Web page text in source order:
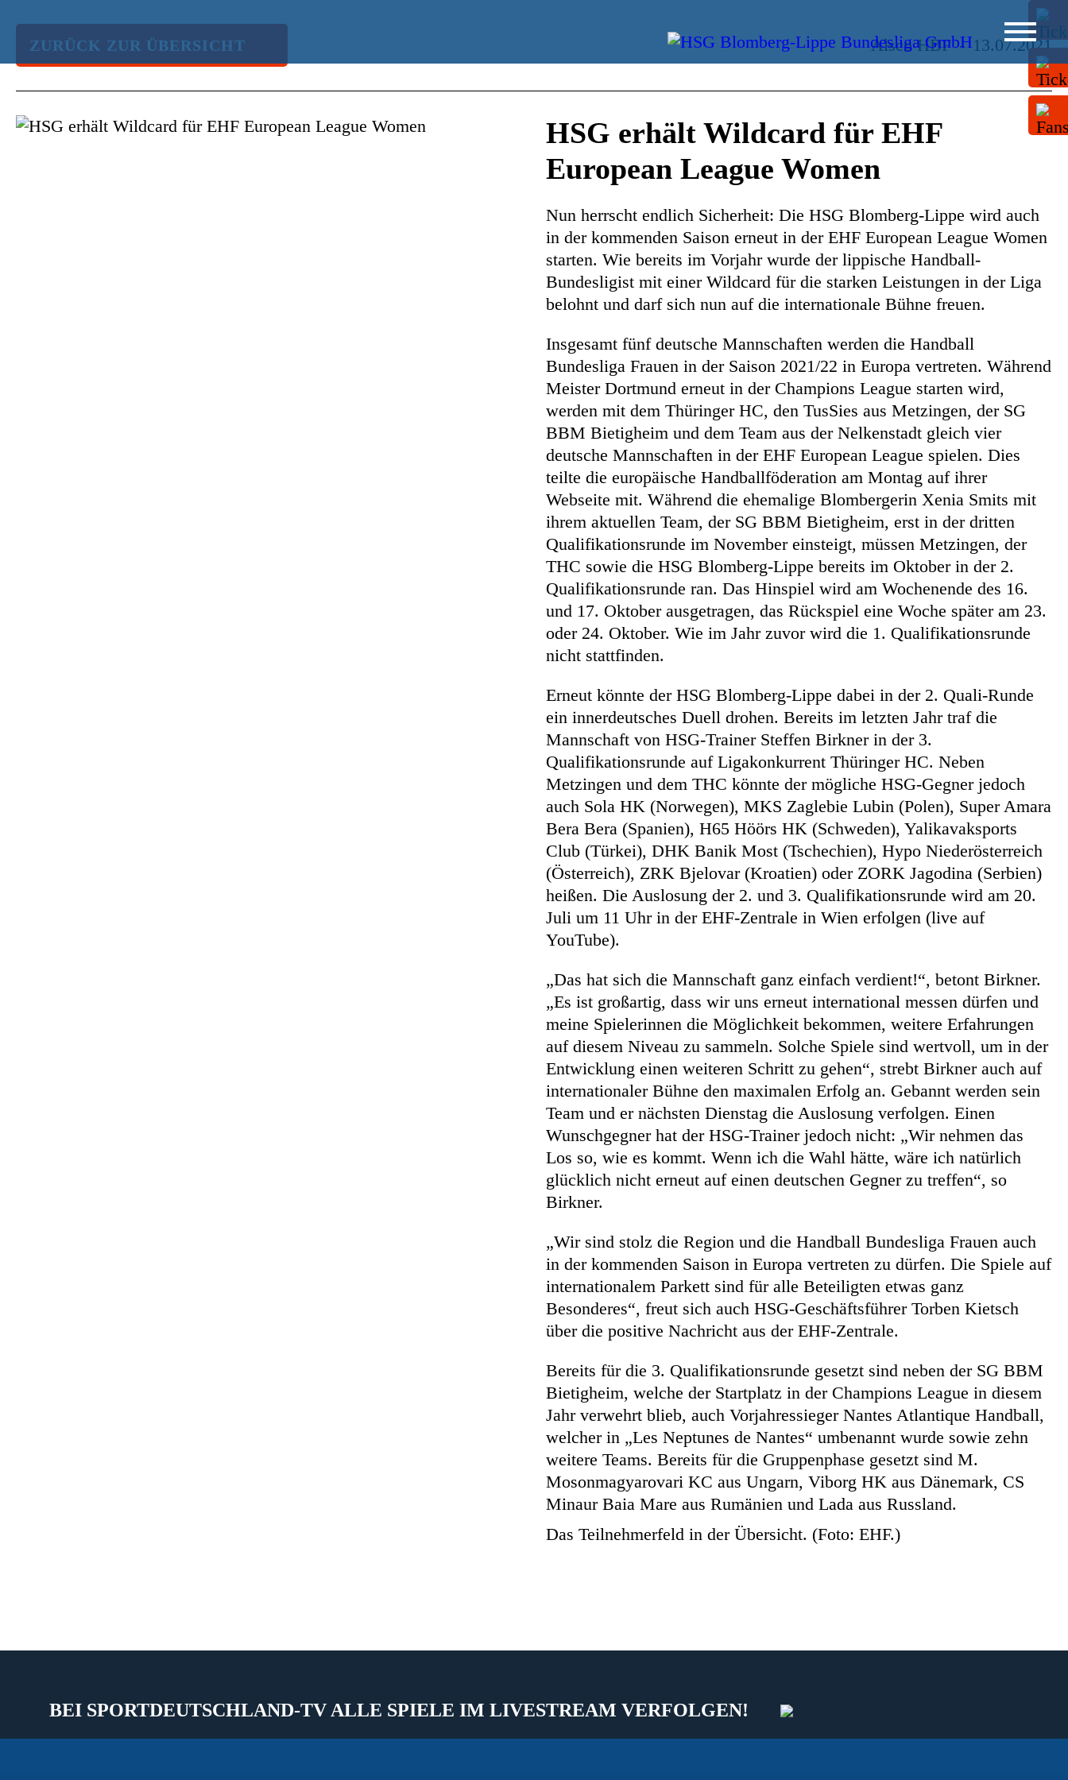
ZURÜCK ZUR ÜBERSICHT Alsco HBF - 13.07.2021
HSG erhält Wildcard für EHF
European League Women
Nun herrscht endlich Sicherheit: Die HSG Blomberg-Lippe wird auch
in der kommenden Saison erneut in der EHF European League Women
starten. Wie bereits im Vorjahr wurde der lippische Handball-
Bundesligist mit einer Wildcard für die starken Leistungen in der Liga
belohnt und darf sich nun auf die internationale Bühne freuen.
Insgesamt fünf deutsche Mannschaften werden die Handball
Bundesliga Frauen in der Saison 2021/22 in Europa vertreten. Während
Meister Dortmund erneut in der Champions League starten wird,
werden mit dem Thüringer HC, den TusSies aus Metzingen, der SG
BBM Bietigheim und dem Team aus der Nelkenstadt gleich vier
deutsche Mannschaften in der EHF European League spielen. Dies
teilte die europäische Handballföderation am Montag auf ihrer
Webseite mit. Während die ehemalige Blombergerin Xenia Smits mit
ihrem aktuellen Team, der SG BBM Bietigheim, erst in der dritten
Qualifikationsrunde im November einsteigt, müssen Metzingen, der
THC sowie die HSG Blomberg-Lippe bereits im Oktober in der 2.
Qualifikationsrunde ran. Das Hinspiel wird am Wochenende des 16.
und 17. Oktober ausgetragen, das Rückspiel eine Woche später am 23.
oder 24. Oktober. Wie im Jahr zuvor wird die 1. Qualifikationsrunde
nicht stattfinden.
Erneut könnte der HSG Blomberg-Lippe dabei in der 2. Quali-Runde
ein innerdeutsches Duell drohen. Bereits im letzten Jahr traf die
Mannschaft von HSG-Trainer Steffen Birkner in der 3.
Qualifikationsrunde auf Ligakonkurrent Thüringer HC. Neben
Metzingen und dem THC könnte der mögliche HSG-Gegner jedoch
auch Sola HK (Norwegen), MKS Zaglebie Lubin (Polen), Super Amara
Bera Bera (Spanien), H65 Höörs HK (Schweden), Yalikavaksports
Club (Türkei), DHK Banik Most (Tschechien), Hypo Niederösterreich
(Österreich), ZRK Bjelovar (Kroatien) oder ZORK Jagodina (Serbien)
heißen. Die Auslosung der 2. und 3. Qualifikationsrunde wird am 20.
Juli um 11 Uhr in der EHF-Zentrale in Wien erfolgen (live auf
YouTube).
„Das hat sich die Mannschaft ganz einfach verdient!“, betont Birkner.
„Es ist großartig, dass wir uns erneut international messen dürfen und
meine Spielerinnen die Möglichkeit bekommen, weitere Erfahrungen
auf diesem Niveau zu sammeln. Solche Spiele sind wertvoll, um in der
Entwicklung einen weiteren Schritt zu gehen“, strebt Birkner auch auf
internationaler Bühne den maximalen Erfolg an. Gebannt werden sein
Team und er nächsten Dienstag die Auslosung verfolgen. Einen
Wunschgegner hat der HSG-Trainer jedoch nicht: „Wir nehmen das
Los so, wie es kommt. Wenn ich die Wahl hätte, wäre ich natürlich
glücklich nicht erneut auf einen deutschen Gegner zu treffen“, so
Birkner.
„Wir sind stolz die Region und die Handball Bundesliga Frauen auch
in der kommenden Saison in Europa vertreten zu dürfen. Die Spiele auf
internationalem Parkett sind für alle Beteiligten etwas ganz
Besonderes“, freut sich auch HSG-Geschäftsführer Torben Kietsch
über die positive Nachricht aus der EHF-Zentrale.
Bereits für die 3. Qualifikationsrunde gesetzt sind neben der SG BBM
Bietigheim, welche der Startplatz in der Champions League in diesem
Jahr verwehrt blieb, auch Vorjahressieger Nantes Atlantique Handball,
welcher in „Les Neptunes de Nantes“ umbenannt wurde sowie zehn
weitere Teams. Bereits für die Gruppenphase gesetzt sind M.
Mosonmagyarovari KC aus Ungarn, Viborg HK aus Dänemark, CS
Minaur Baia Mare aus Rumänien und Lada aus Russland.
Das Teilnehmerfeld in der Übersicht. (Foto: EHF.)
BEI SPORTDEUTSCHLAND-TV ALLE SPIELE IM LIVESTREAM VERFOLGEN!